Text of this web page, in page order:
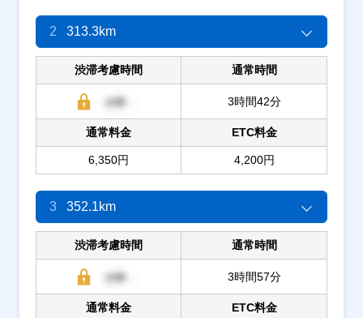
2 313.3km
渋滞考慮時間 通常時間
3時間42分
通常料金
6,350円
ETC料金
4,200円
3 352.1km
渋滞考慮時間 通常時間
3時間57分
通常料金 ETC料金